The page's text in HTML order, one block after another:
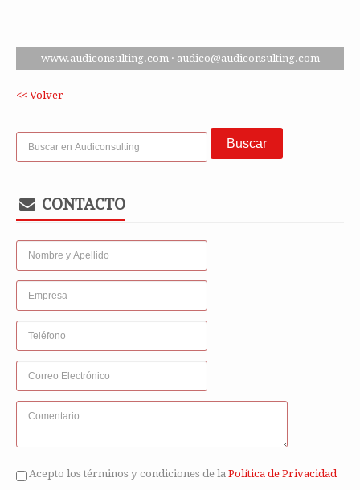
www.audiconsulting.com · audico@audiconsulting.com
<< Volver
CONTACTO
Acepto los términos y condiciones de la Política de Privacidad